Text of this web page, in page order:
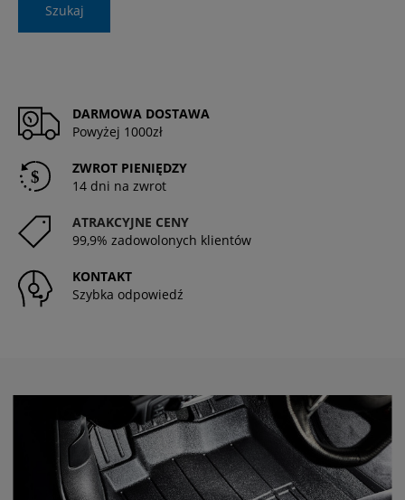
Szukaj
DARMOWA DOSTAWA
Powyżej 1000zł
ZWROT PIENIĘDZY
14 dni na zwrot
ATRAKCYJNE CENY
99,9% zadowolonych klientów
KONTAKT
Szybka odpowiedź